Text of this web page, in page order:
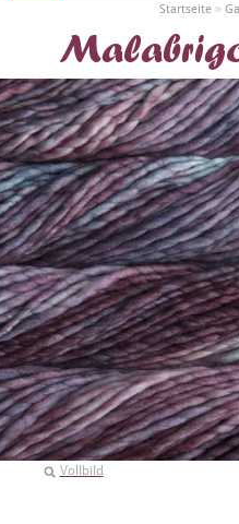
Startseite»
Vollbild